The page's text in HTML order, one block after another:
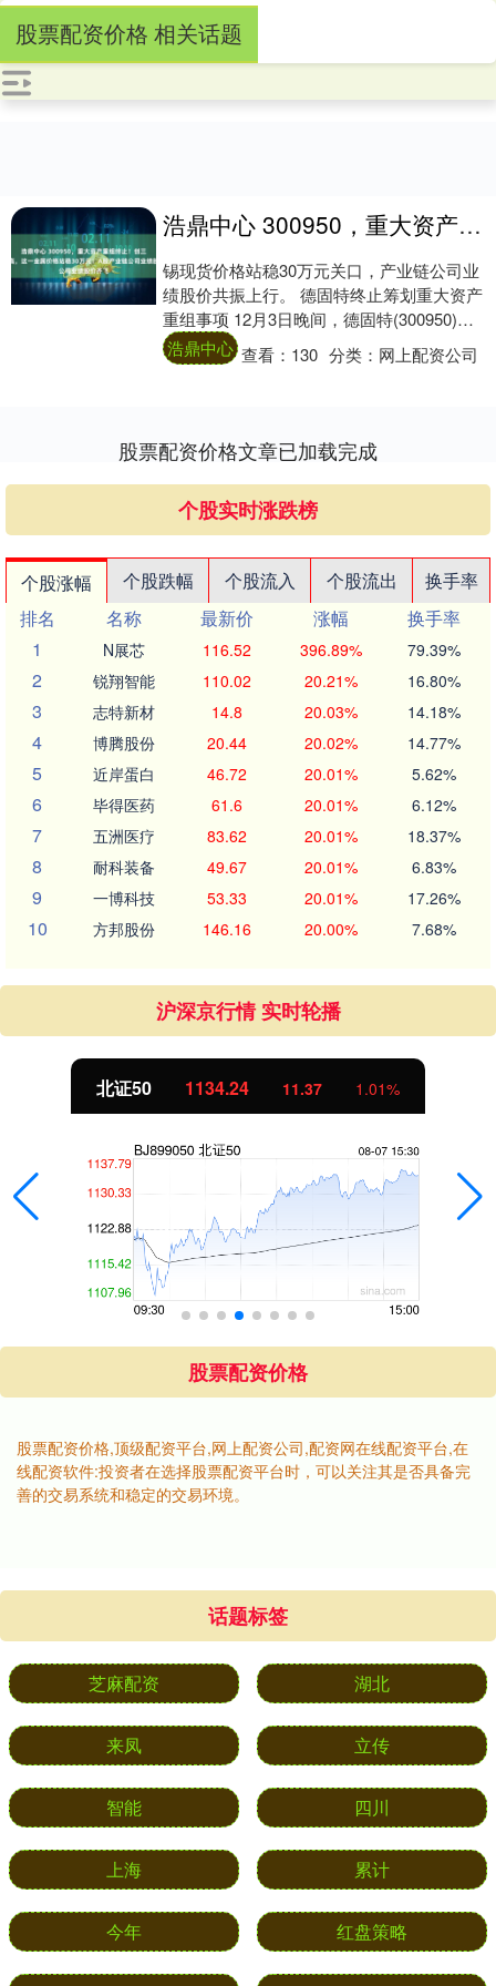
股票配资价格 相关话题
浩鼎中心 300950，重大资产重组终止！创三年半新高，这一金属价格站稳30万元！A股产业链公司业绩股价齐飞
锡现货价格站稳30万元关口，产业链公司业
绩股价共振上行。 德固特终止筹划重大资产
重组事项 12月3日晚间，德固特(300950)公
告，公司于2025年12月3日....
浩鼎中心 查看： 130 分类： 网上配资公司
股票配资价格文章已加载完成
个股实时涨跌榜
个股涨幅 个股跌幅 个股流入 个股流出
换手率
排名
名称 最新价 涨幅
换手率
1
N展芯 116.52 396.89% 79.39%
2 锐翔智能 110.02 20.21% 16.80%
3 志特新材 14.8 20.03% 14.18%
4 博腾股份 20.44 20.02% 14.77%
5 近岸蛋白 46.72 20.01% 5.62%
6 毕得医药 61.6 20.01% 6.12%
7 五洲医疗 83.62 20.01% 18.37%
8 耐科装备 49.67 20.01% 6.83%
9 一博科技 53.33 20.01% 17.26%
10 方邦股份 146.16 20.00% 7.68%
沪深京行情 实时轮播
北证50 1134.24 11.37 1.01%
股票配资价格
股票配资价格,顶级配资平台,网上配资公司,配资网在线配资平台,在
线配资软件:投资者在选择股票配资平台时，可以关注其是否具备完
善的交易系统和稳定的交易环境。
话题标签
芝麻配资 湖北
来凤 立传
智能 四川
上海 累计
今年 红盘策略